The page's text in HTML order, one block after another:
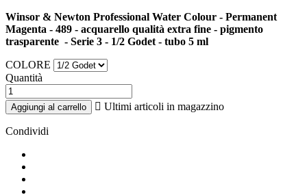
Winsor & Newton Professional Water Colour - Permanent
Magenta - 489 - acquarello qualità extra fine - pigmento
trasparente - Serie 3 - 1/2 Godet - tubo 5 ml
COLORE
Quantità
Aggiungi al carrello  Ultimi articoli in magazzino
Condividi